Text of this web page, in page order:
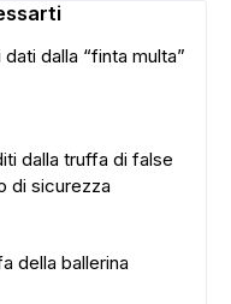
dalla “finta multa”
dalla truffa di false
di sicurezza
della ballerina